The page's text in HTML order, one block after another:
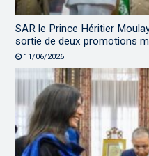
SAR le Prince Héritier
sortie de deux promotions
11/06/2026